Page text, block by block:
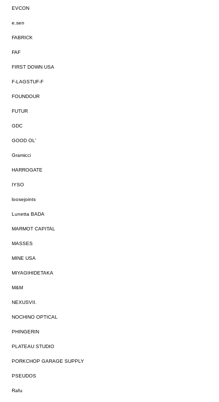
EVCON
e.sen
FABRICK
FAF
FIRST DOWN USA
F-LAGSTUF-F
FOUNDOUR
FUTUR
GDC
GOOD OL'
Gramicci
HARROGATE
IYSO
loosejoints
Lunetta BADA
MARMOT CAPITAL
MASSES
MINE USA
MIYAGIHIDETAKA
M&M
NEXUSVII.
NOCHINO OPTICAL
PHINGERIN
PLATEAU STUDIO
PORKCHOP GARAGE SUPPLY
PSEUDOS
Rafu